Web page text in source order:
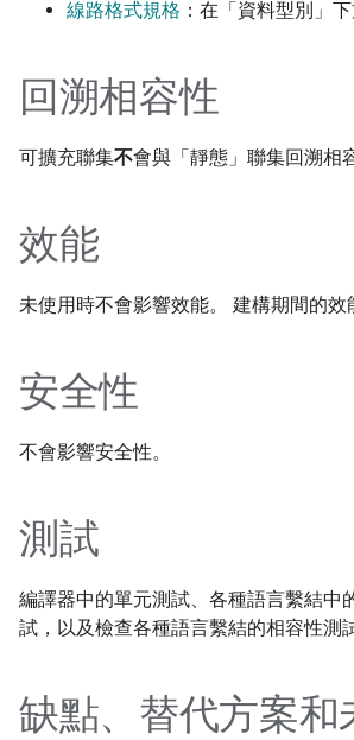
線路格式規格 ：在「資料型別」
回溯相容性
可擴充聯集不會與「靜態」聯集回溯相
效能
未使用時不會影響效能。 建構期間的效
安全性
不會影響安全性。
測試
編譯器中的單元測試、各種語言繫結中
試，以及檢查各種語言繫結的相容性測
缺點、替代方案和